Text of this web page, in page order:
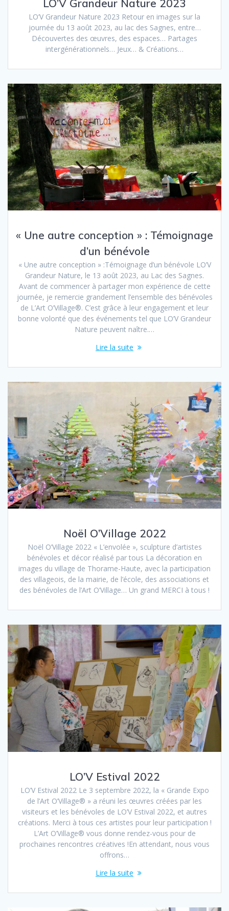
LO’V Grandeur Nature 2023
LO’V Grandeur Nature 2023 Retour en images sur la
journée du 13 août 2023, au lac des Sagnes, entre…
Découvertes des œuvres, des espaces… Partages
intergénérationnels… Jeux… & Créations…
« Une autre conception » : Témoignage
d’un bénévole
« Une autre conception » :Témoignage d’un bénévole LO’V
Grandeur Nature, le 13 août 2023, au Lac des Sagnes.
Avant de commencer à partager mon expérience de cette
journée, je remercie grandement l’ensemble des bénévoles
de L’Art O’Village®. C’est grâce à leur engagement et leur
bonne volonté que des événements tel que LO’V Grandeur
Nature peuvent naître.…
Lire la suite
Noël O’Village 2022
Noël O’Village 2022 « L’envolée », sculpture d’artistes
bénévoles et décor réalisé par tous La décoration en
images du village de Thorame-Haute, avec la participation
des villageois, de la mairie, de l’école, des associations et
des bénévoles de l’Art O’Village… Un grand MERCI à tous !
LO’V Estival 2022
LO’V Estival 2022 Le 3 septembre 2022, la « Grande Expo
de l’Art O’Village® » a réuni les œuvres créées par les
visiteurs et les bénévoles de LO’V Estival 2022, et autres
créations. Merci à tous ces artistes pour leur participation !
L’Art O’Village® vous donne rendez-vous pour de
prochaines rencontres créatives !En attendant, nous vous
offrons…
Lire la suite